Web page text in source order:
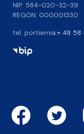
NIP: 584-020-32-39
REGON: 000001330
tel. portiernia:+ 48